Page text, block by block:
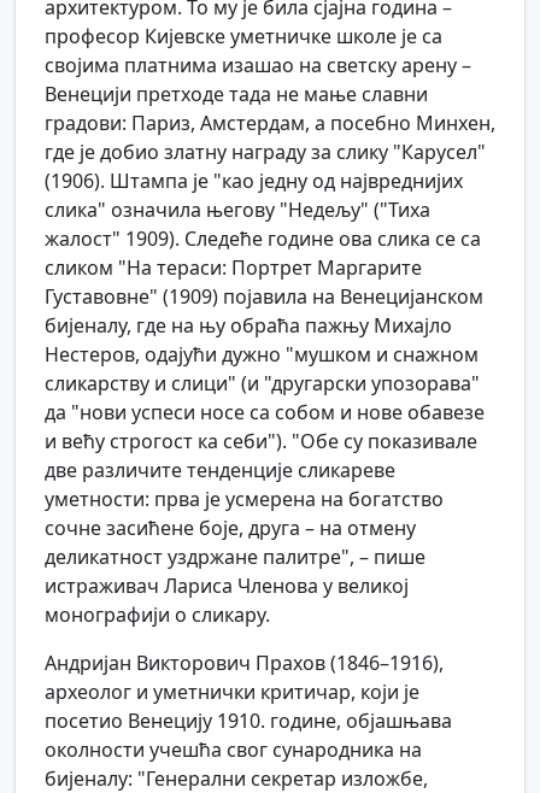
архитектуром. То му је била сјајна година –
професор Кијевске уметничке школе је са
својима платнима изашао на светску арену –
Венецији претходе тада не мање славни
градови: Париз, Амстердам, а посебно Минхен,
где је добио златну награду за слику "Карусел"
(1906). Штампа је "као једну од највреднијих
слика" означила његову "Недељу" ("Тиха
жалост" 1909). Следеће године ова слика се са
сликом "На тераси: Портрет Маргарите
Густавовне" (1909) појавила на Венецијанском
бијеналу, где на њу обраћа пажњу Михајло
Нестеров, одајући дужно "мушком и снажном
сликарству и слици" (и "другарски упозорава"
да "нови успеси носе са собом и нове обавезе
и већу строгост ка себи"). "Обе су показивале
две различите тенденције сликареве
уметности: прва је усмерена на богатство
сочне засићене боје, друга – на отмену
деликатност уздржане палитре", – пише
истраживач Лариса Членова у великој
монографији о сликару.
Андријан Викторович Прахов (1846–1916),
археолог и уметнички критичар, који је
посетио Венецију 1910. године, објашњава
околности учешћа свог сународника на
бијеналу: "Генерални секретар изложбе,